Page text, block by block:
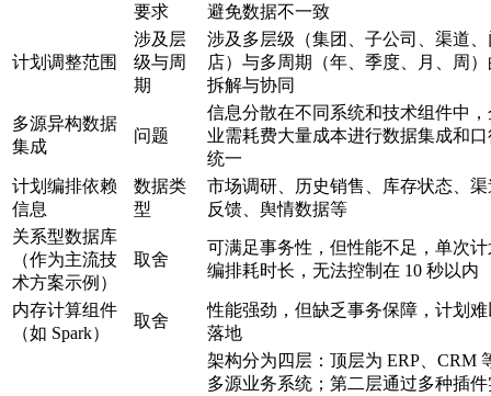
要求
避免数据不一致
计划调整范围
涉及层
级与周
期
涉及多层级（集团、子公司、渠道、
店）与多周期（年、季度、月、周）
拆解与协同
多源异构数据
集成
问题
信息分散在不同系统和技术组件中，
业需耗费大量成本进行数据集成和口
统一
计划编排依赖
信息
数据类
型
市场调研、历史销售、库存状态、渠
反馈、舆情数据等
关系型数据库
（作为主流技
术方案示例）
取舍
可满足事务性，但性能不足，单次计
编排耗时长，无法控制在 10 秒以内
内存计算组件
（如 Spark）
取舍
性能强劲，但缺乏事务保障，计划难
落地
架构分为四层：顶层为 ERP、CRM
多源业务系统；第二层通过多种插件